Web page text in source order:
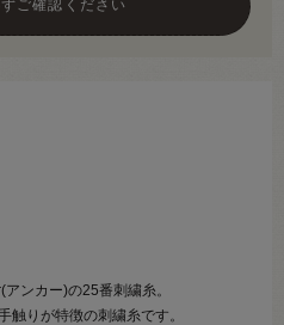
ご確認ください
ンカー)の25番刺繍糸。
触りが特徴の刺繍糸です。